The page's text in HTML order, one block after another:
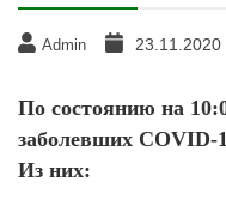
Admin 23.11.2020
По состоянию на
заболевших COVID-
Из них: